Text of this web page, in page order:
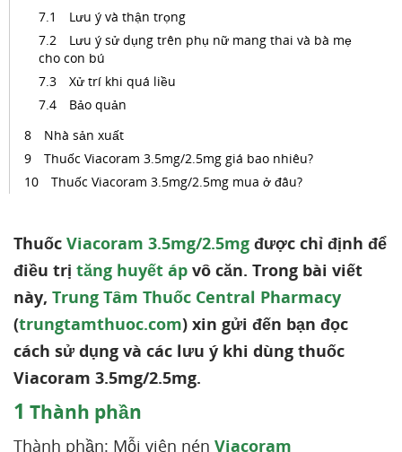
Lưu ý và thận trọng
Lưu ý sử dụng trên phụ nữ mang thai và bà mẹ
cho con bú
Xử trí khi quá liều
Bảo quản
Nhà sản xuất
Thuốc Viacoram 3.5mg/2.5mg giá bao nhiêu?
Thuốc Viacoram 3.5mg/2.5mg mua ở đâu?
Thuốc Viacoram 3.5mg/2.5mg được chỉ định để
điều trị tăng huyết áp vô căn. Trong bài viết
này, Trung Tâm Thuốc Central Pharmacy
(trungtamthuoc.com) xin gửi đến bạn đọc
cách sử dụng và các lưu ý khi dùng thuốc
Viacoram 3.5mg/2.5mg.
1 Thành phần
Thành phần: Mỗi viên nén Viacoram